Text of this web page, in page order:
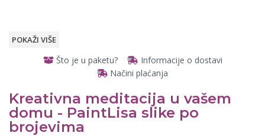
Osvijetljeno, stolno povećalo
€11.90 €8.90
READ MORE
READ
MORE
POKAŽI VIŠE
Što je u paketu?
Informacije o dostavi
Načini plaćanja
Kreativna meditacija u vašem
domu - PaintLisa slike po
brojevima